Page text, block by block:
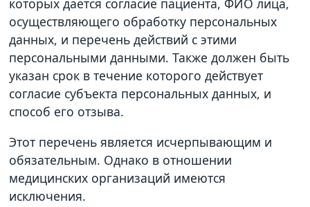
которых дается согласие пациента, ФИО лица,
осуществляющего обработку персональных
данных, и перечень действий с этими
персональными данными. Также должен быть
указан срок в течение которого действует
согласие субъекта персональных данных, и
способ его отзыва.
Этот перечень является исчерпывающим и
обязательным. Однако в отношении
медицинских организаций имеются
исключения.